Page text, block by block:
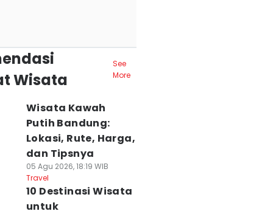
Wisata
See
More
Wisata Kawah
Putih Bandung:
Lokasi, Rute, Harga,
dan Tipsnya
05 Agu 2026, 18:19 WIB
Travel
10 Destinasi Wisata
untuk